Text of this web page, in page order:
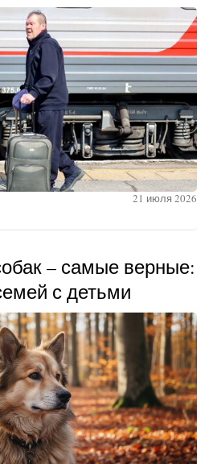
21 июля 2026
– самые верные:
с детьми